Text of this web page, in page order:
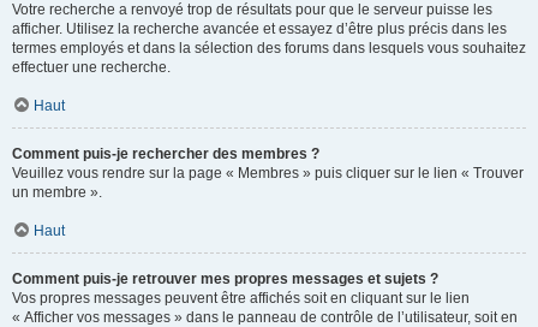
Votre recherche a renvoyé trop de résultats pour que le serveur puisse les
afficher. Utilisez la recherche avancée et essayez d’être plus précis dans les
termes employés et dans la sélection des forums dans lesquels vous souhaitez
effectuer une recherche.
Haut
Comment puis-je rechercher des membres ?
Veuillez vous rendre sur la page « Membres » puis cliquer sur le lien « Trouver
un membre ».
Haut
Comment puis-je retrouver mes propres messages et sujets ?
Vos propres messages peuvent être affichés soit en cliquant sur le lien
« Afficher vos messages » dans le panneau de contrôle de l’utilisateur, soit en